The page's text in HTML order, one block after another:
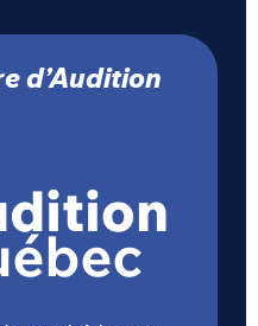
d’Audition